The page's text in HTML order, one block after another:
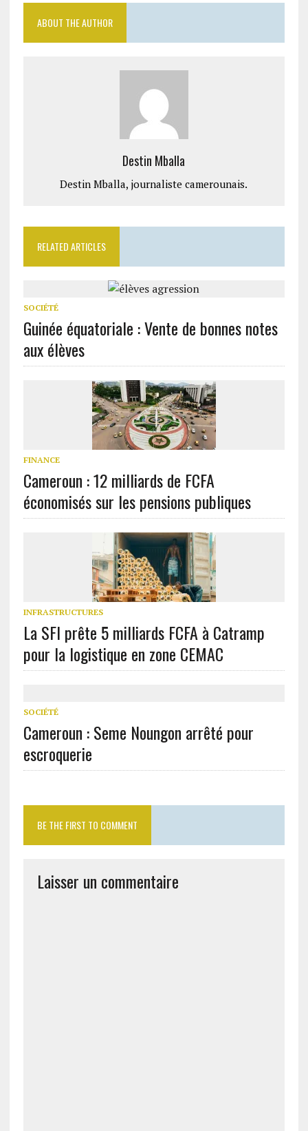
ABOUT THE AUTHOR
Destin Mballa
Destin Mballa, journaliste camerounais.
RELATED ARTICLES
SOCIÉTÉ
Guinée équatoriale : Vente de bonnes notes
aux élèves
FINANCE
Cameroun : 12 milliards de FCFA
économisés sur les pensions publiques
INFRASTRUCTURES
La SFI prête 5 milliards FCFA à Catramp
pour la logistique en zone CEMAC
SOCIÉTÉ
Cameroun : Seme Noungon arrêté pour
escroquerie
BE THE FIRST TO COMMENT
Laisser un commentaire